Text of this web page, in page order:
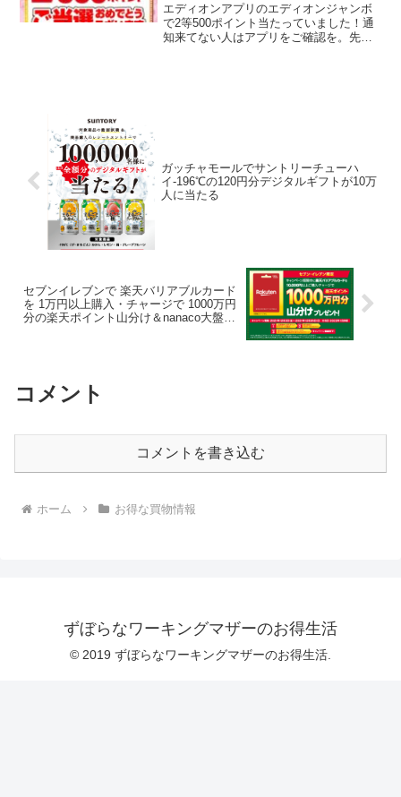
エディオンアプリのエディオンジャンボ
で2等500ポイント当たっていました！通
知来てない人はアプリをご確認を。先
ガッチャモールでサントリーチューハ
イ-196℃の120円分デジタルギフトが10万
人に当たる
セブンイレブンで 楽天バリアブルカード
を 1万円以上購入・チャージで 1000万円
分の楽天ポイント山分け＆nanaco大盤振
コメント
コメントを書き込む
ホーム お得な買物情報
ずぼらなワーキングマザーのお得生活
© 2019 ずぼらなワーキングマザーのお得生活.